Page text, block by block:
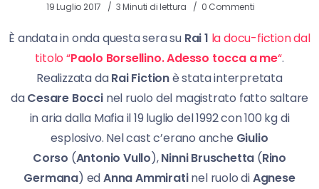
19 Luglio 2017 3 Minuti di lettura 0 Commenti
È andata in onda questa sera su Rai 1 la docu-fiction dal
titolo “Paolo Borsellino. Adesso tocca a me“.
Realizzata daRai Fictionè stata interpretata
daCesare Boccinel ruolo del magistrato fatto saltare
in aria dalla Mafia il 19 luglio del 1992 con 100 kg di
esplosivo. Nel cast c’erano anche Giulio
Corso (Antonio Vullo),Ninni Bruschetta (Rino
Germana) edAnna Ammiratinel ruolo diAgnese